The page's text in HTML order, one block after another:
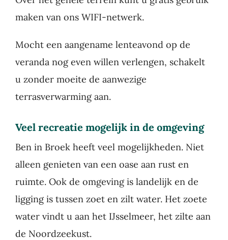
maken van ons WIFI-netwerk.
Mocht een aangename lenteavond op de
veranda nog even willen verlengen, schakelt
u zonder moeite de aanwezige
terrasverwarming aan.
Veel recreatie mogelijk in de omgeving
Ben in Broek heeft veel mogelijkheden. Niet
alleen genieten van een oase aan rust en
ruimte. Ook de omgeving is landelijk en de
ligging is tussen zoet en zilt water. Het zoete
water vindt u aan het IJsselmeer, het zilte aan
de Noordzeekust.